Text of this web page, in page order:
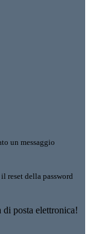
un messaggio
reset della password
posta elettronica!